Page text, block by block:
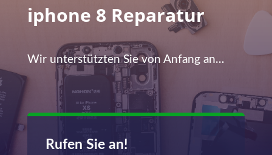
iphone 8 Reparatur
Wir unterstützten Sie von Anfang an…
Rufen Sie an!